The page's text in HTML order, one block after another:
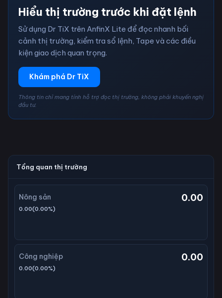
Hiểu thị trường trước khi đặt lệnh
Sử dụng Dr TiX trên AnfinX Lite để đọc nhanh bối
cảnh thị trường, kiểm tra sổ lệnh, Tape và các điều
kiện giao dịch quan trọng.
Khám phá Dr TiX
Thông tin chỉ mang tính hỗ trợ đọc thị trường, không phải khuyến nghị
đầu tư.
Tổng quan thị trường
Nông sản 0.00
0.00(0.00%)
Công nghiệp 0.00
0.00(0.00%)